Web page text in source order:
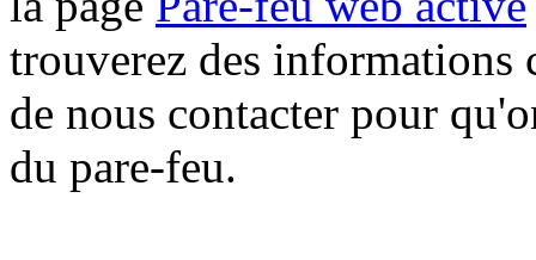
trouverez des informations
de nous contacter pour
du pare-feu.